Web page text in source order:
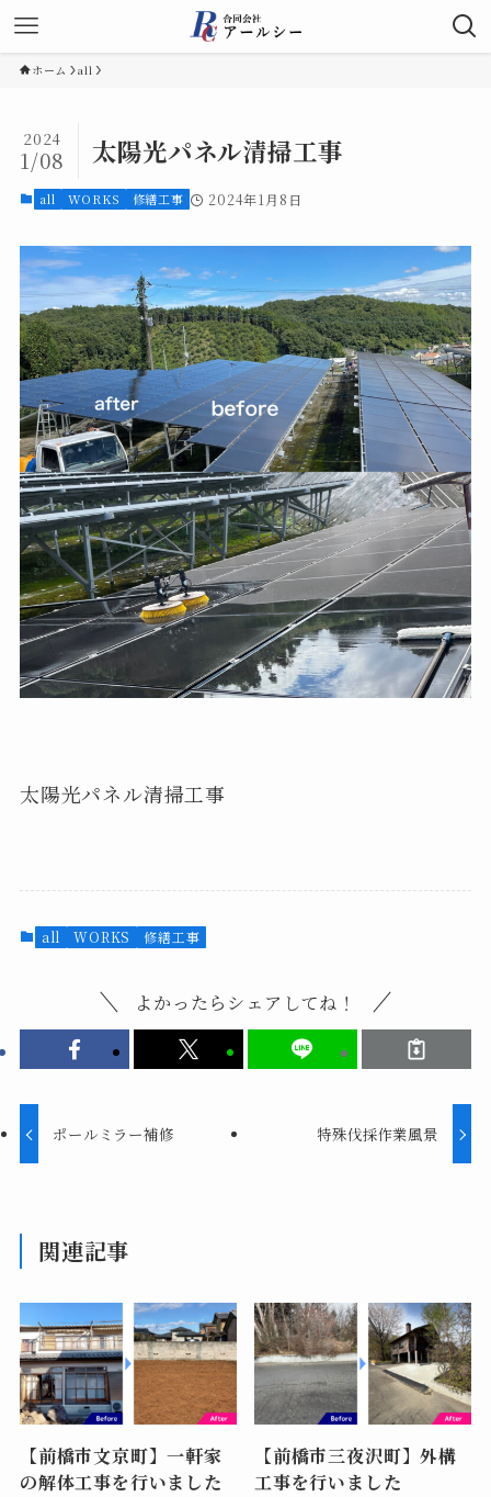
ホーム all
太陽光パネル清掃工事
2024
1/08
all WORKS 修繕工事 2024年1月8日
太陽光パネル清掃工事
all WORKS 修繕工事
よかったらシェアしてね！
ポールミラー補修 特殊伐採作業風景
関連記事
【前橋市文京町】一軒家
の解体工事を行いました
【前橋市三夜沢町】外構
工事を行いました